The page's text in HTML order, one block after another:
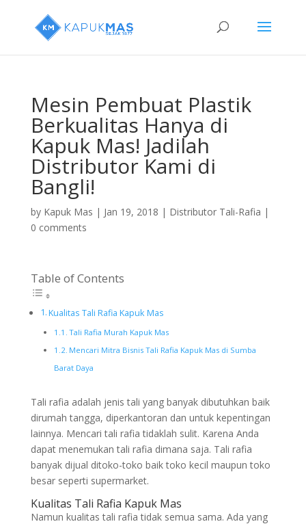
Mesin Pembuat Plastik
Berkualitas Hanya di
Kapuk Mas! Jadilah
Distributor Kami di
Bangli!
by Kapuk Mas | Jan 19, 2018 | Distributor Tali-Rafia |
0 comments
Table of Contents
Kualitas Tali Rafia Kapuk Mas
Tali Rafia Murah Kapuk Mas
Mencari Mitra Bisnis Tali Rafia Kapuk Mas di Sumba
Barat Daya
Tali rafia adalah jenis tali yang banyak dibutuhkan baik
dirumah tangga, diperkantoran dan untuk kepentingan
lainnya. Mencari tali rafia tidaklah sulit. Karena Anda
dapat menemukan tali rafia dimana saja. Tali rafia
banyak dijual ditoko-toko baik toko kecil maupun toko
besar seperti supermarket.
Kualitas Tali Rafia Kapuk Mas
Namun kualitas tali rafia tidak semua sama. Ada yang